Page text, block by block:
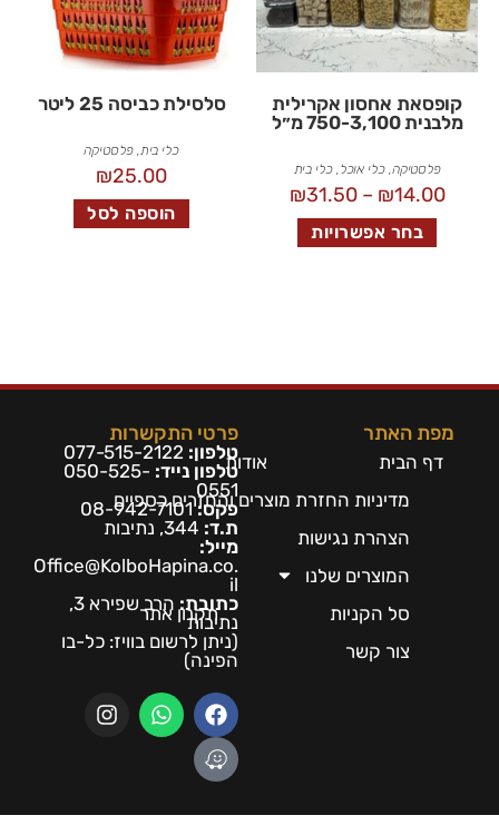
קופסאת אחסון אקרילית
מלבנית 750-3,100 מ״ל
פלסטיקה,כלי אוכל,כלי בית
₪14.00
–
₪31.50
בחר אפשרויות
סלסילת כביסה 25 ליטר
כלי בית,פלסטיקה
₪25.00
הוספה לסל
מפת האתר
דף הבית
אודות
מדיניות החזרת מוצרים והחזרים כספיים
הצהרת נגישות
המוצרים שלנו
סל הקניות
תקנון אתר
צור קשר
פרטי התקשרות
טלפון: 077-515-2122
טלפון נייד: 050-525-
0551
פקס:08-942-7101
ת.ד:
מייל:
Office@KolboHapina.co.
il
כתובת:
הרב שפירא 3,
נתיבות
(ניתן לרשום בוויז: כל-בו
הפינה)